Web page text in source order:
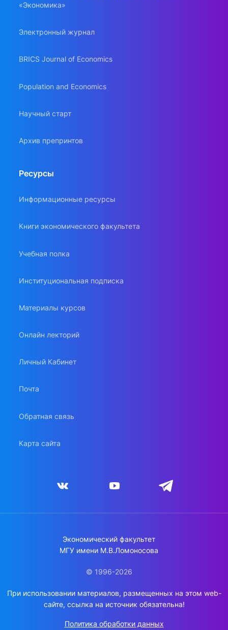
«Экономика»
Электронный журнал
BRICS Journal of Economics
Population and Economics
Научный старт
Архив препринтов
Ресурсы
Информационные ресурсы
Книги экономического факультета
Учебная полка
Институциональная подписка
Материалы курсов
Онлайн лекторий
Личный Кабинет
Почта
Обратная связь
Карта сайта
Экономический факультет
МГУ имени М.В.Ломоносова
© 1996-2026
При использовании материалов, размещенных на этом web-
сайте, ссылка на источник обязательна!
Политика обработки данных